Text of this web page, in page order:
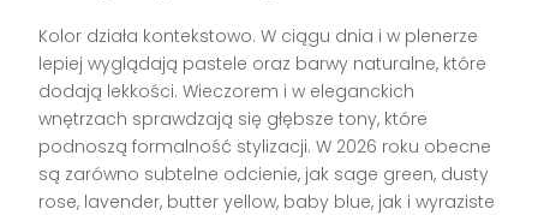
Kolor działa kontekstowo. W ciągu dnia i w plenerze
lepiej wyglądają pastele oraz barwy naturalne, które
dodają lekkości. Wieczorem i w eleganckich
wnętrzach sprawdzają się głębsze tony, które
podnoszą formalność stylizacji. W 2026 roku obecne
są zarówno subtelne odcienie, jak sage green, dusty
rose, lavender, butter yellow, baby blue, jak i wyraziste